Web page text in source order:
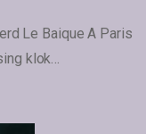
Le Baique A Paris
klok…